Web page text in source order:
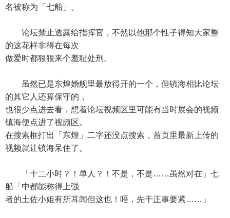
名被称为「七船」。
论坛禁止透露给指挥官，不然以他那个性子得知大家整
的这花样非得在每次
做爱时都狠狠来个羞耻处刑。
虽然已是东煌婚舰里最放得开的一个，但镇海相比论坛
的其它人还算保守的，
也很少点进去看，想着论坛视频区里可能有当时展会的视频
镇海便点进了视频区。
在搜索框打出「东煌」二字还没点搜索，首页里最新上传的
视频就让镇海呆住了。
「十二小时？！单人？！不是，不是……虽然对在」七
船「中都能称得上强
者的土佐小姐有所耳闻但这也！唔，先干正事要紧……」